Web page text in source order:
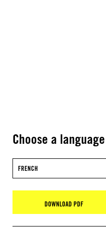
Choose a
FRENCH
DOWNLOAD PDF